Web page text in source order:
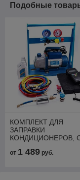
Подобные
КОМПЛЕКТ ДЛЯ
ЗАПРАВКИ
КОНДИЦИОНЕРОВ,
КОЛЛЕКТОРОМ ОДА
от 1 489 руб.